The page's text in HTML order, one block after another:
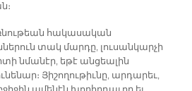
հակասական
տակ մարդը, լուսանկարչի
նմանէր, եթէ անցեալին
Յիշողութիւնը, արդարեւ,